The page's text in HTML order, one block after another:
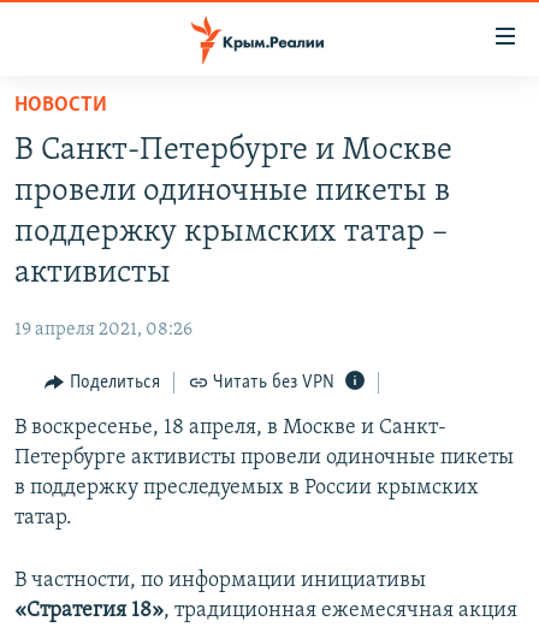
Вернуться
основному
содержанию
Вернутся
главной
Вернутся
поиску
ВОДА
ИНТЕРАКТИВ
ИНФОГРАФИКА
ТЕЛЕПРОЕКТ КРЫМ.РЕАЛИИ
СОВЕТЫ ПРАВОЗАЩИТНИКОВ
ПРОПАВШИЕ БЕЗ ВЕСТИ
КРЫМ.НЕПОКОРЕННЫЙ
РАДІО СВОБОДА
КАК ОБОЙТИ БЛОКИРОВКУ
Українською
Qırımtatar
НОВОСТИ
В Санкт-Петербурге и Москве
провели одиночные пикеты в
поддержку крымских татар –
активисты
19 апреля 2021, 08:26
Поделиться Читать без VPN
В воскресенье, 18 апреля, в Москве и Санкт-
Петербурге активисты провели одиночные пикеты
в поддержку преследуемых в России крымских
татар.
В частности, по информации инициативы
«Стратегия 18», традиционная ежемесячная акция